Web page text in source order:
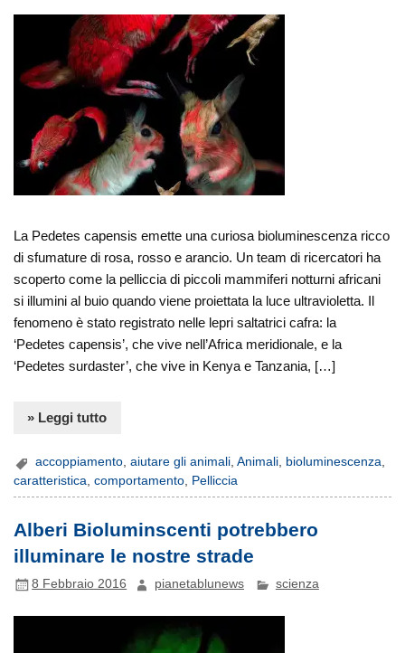
La Pedetes capensis emette una curiosa bioluminescenza ricco
di sfumature di rosa, rosso e arancio. Un team di ricercatori ha
scoperto come la pelliccia di piccoli mammiferi notturni africani
si illumini al buio quando viene proiettata la luce ultravioletta. Il
fenomeno è stato registrato nelle lepri saltatrici cafra: la
‘Pedetes capensis’, che vive nell’Africa meridionale, e la
‘Pedetes surdaster’, che vive in Kenya e Tanzania, […]
» Leggi tutto
accoppiamento,aiutare gli animali,Animali, bioluminescenza,
caratteristica ,comportamento Pelliccia
Alberi Bioluminscenti potrebbero
illuminare le nostre strade
8 Febbraio 2016 pianetablunews scienza